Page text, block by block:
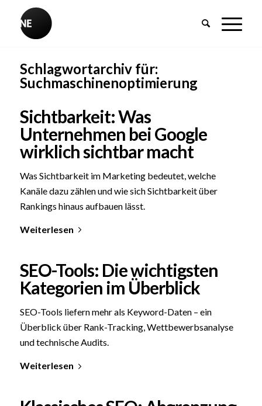
Schlagwortarchiv für:
Suchmaschinenoptimierung
Sichtbarkeit: Was
Unternehmen bei Google
wirklich sichtbar macht
Was Sichtbarkeit im Marketing bedeutet, welche
Kanäle dazu zählen und wie sich Sichtbarkeit über
Rankings hinaus aufbauen lässt.
Weiterlesen
SEO-Tools: Die wichtigsten
Kategorien im Überblick
SEO-Tools liefern mehr als Keyword-Daten – ein
Überblick über Rank-Tracking, Wettbewerbsanalyse
und technische Audits.
Weiterlesen